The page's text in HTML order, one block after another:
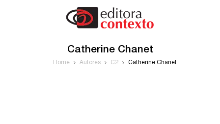
Catherine Chanet
Home Autores C2 Catherine Chanet